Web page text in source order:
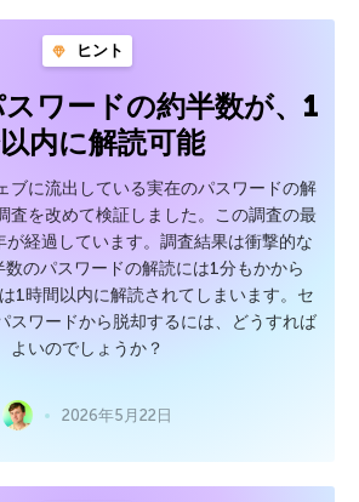
ヒント
ワードの約半数が、1
内に解読可能
ブに流出している実在のパスワードの解
査を改めて検証しました。この調査の最
が経過しています。調査結果は衝撃的な
数のパスワードの解読には1分もかから
1時間以内に解読されてしまいます。セ
スワードから脱却するには、どうすれば
よいのでしょうか？
2026年5月22日